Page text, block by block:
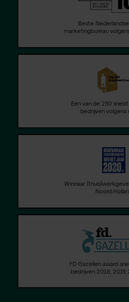
Beste
marketingbureau
Eén van de 250
bedrijven volgens
Winnaar
Noord-
FD Gazellen award
bedrijven 2018, 2019,